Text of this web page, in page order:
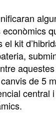
kit
de 5
central